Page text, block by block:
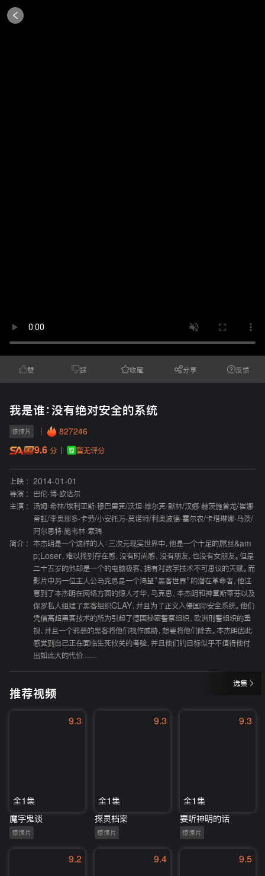
赞 踩 收藏 分享 反馈
我是谁：没有绝对安全的系统
惊悚片 827246
9.6 分 暂无评分
上映 :
2014-01-01
导演 :
巴伦·博·欧达尔
主演 :
汤姆·希林/埃利亚斯·穆巴里克/沃坦·维尔克·默林/汉娜·赫茨施普龙/崔娜·
蒂虹/李奥那多·卡劳/小安托万·莫诺特/利奥波德·霍尔农/卡塔琳娜·马茨/
阿尔恩特·施韦林·索瑞
简介 :
本杰明是一个这样的人：三次元现实世界中，他是一个十足的屌丝&am
p;Loser，难以找到存在感，没有时尚感、没有朋友，也没有女朋友。但是
二十五岁的他却是一个的电脑极客，拥有对数字技术不可思议的天赋。而
影片中另一位主人公马克思是一个渴望“黑客世界”的潜在革命者，他注
意到了本杰明在网络方面的惊人才华，马克思、本杰明和神童斯蒂芬以及
保罗私人组建了黑客组织CLAY，并且为了正义入侵国际安全系统。他们
凭借高超黑客技术的所为引起了德国秘密警察组织、欧洲刑警组织的重
视，并且一个邪恶的黑客将他们视作威胁，想要将他们除去。本杰明因此
感觉到自己正在面临生死攸关的考验，并且他们的目标似乎不值得他付
出如此大的代价……
选集
推荐视频
9.3
全1集
魔字鬼谈
惊悚片
9.3
全1集
探灵档案
惊悚片
9.3
全1集
要听神明的话
惊悚片
9.2 9.4 9.5